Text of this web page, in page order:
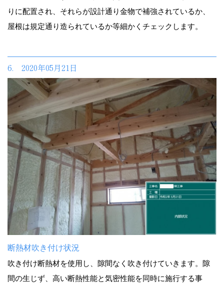
りに配置され、それらが設計通り金物で補強されているか、
屋根は規定通り造られているか等細かくチェックします。
6. 2020年05月21日
断熱材吹き付け状況
吹き付け断熱材を使用し、隙間なく吹き付けていきます。隙
間の生じず、高い断熱性能と気密性能を同時に施行する事